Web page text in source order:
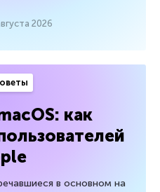
2026
как
в основном на